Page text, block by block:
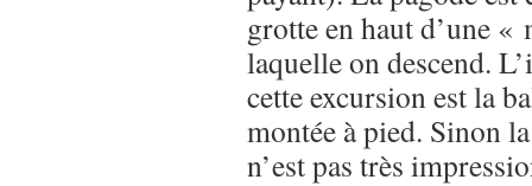
grotte en haut d’une «
laquelle on descend.
cette excursion est la
montée à pied. Sinon
n’est pas très